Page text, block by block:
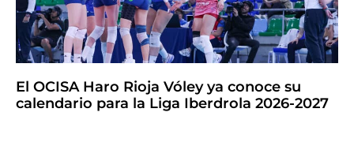
El OCISA Haro Rioja Vóley ya conoce su
calendario para la Liga Iberdrola 2026-2027